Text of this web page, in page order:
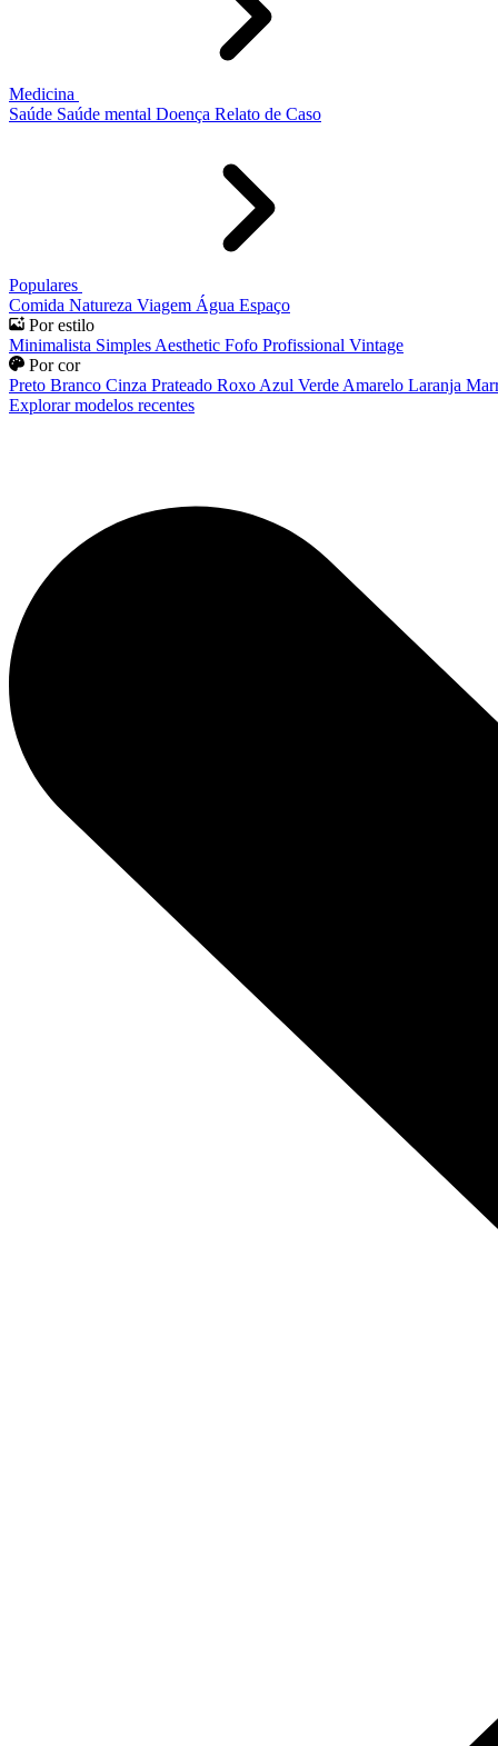
Medicina
Saúde Saúde mental Doença Relato de Caso
Populares
Comida Natureza Viagem Água Espaço
Por estilo
Minimalista Simples Aesthetic Fofo Profissional Vintage
Por cor
Preto Branco Cinza Prateado Roxo Azul Verde Amarelo Laranja
Explorar modelos recentes